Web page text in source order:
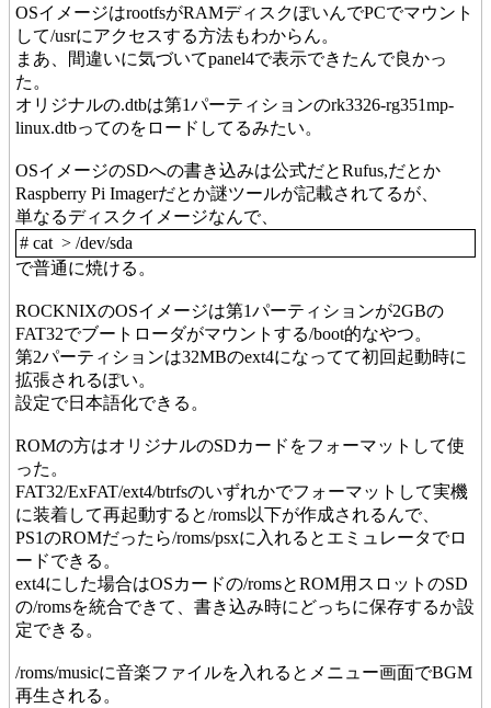
OSイメージはrootfsがRAMディスクぽいんでPCでマウント
して/usrにアクセスする方法もわからん。
まあ、間違いに気づいてpanel4で表示できたんで良かっ
た。
オリジナルの.dtbは第1パーティションのrk3326-rg351mp-
linux.dtbってのをロードしてるみたい。
OSイメージのSDへの書き込みは公式だとRufus,だとか
Raspberry Pi Imagerだとか謎ツールが記載されてるが、
単なるディスクイメージなんで、
# cat > /dev/sda
で普通に焼ける。
ROCKNIXのOSイメージは第1パーティションが2GBの
FAT32でブートローダがマウントする/boot的なやつ。
第2パーティションは32MBのext4になってて初回起動時に
拡張されるぽい。
設定で日本語化できる。
ROMの方はオリジナルのSDカードをフォーマットして使
った。
FAT32/ExFAT/ext4/btrfsのいずれかでフォーマットして実機
に装着して再起動すると/roms以下が作成されるんで、
PS1のROMだったら/roms/psxに入れるとエミュレータでロ
ードできる。
ext4にした場合はOSカードの/romsとROM用スロットのSD
の/romsを統合できて、書き込み時にどっちに保存するか設
定できる。
/roms/musicに音楽ファイルを入れるとメニュー画面でBGM
再生される。